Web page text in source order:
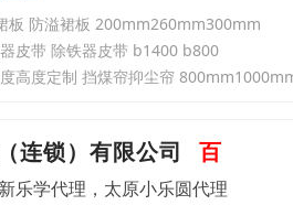
板 防溢裙板 200mm260mm300mm
皮带 除铁器皮带 b1400 b800
高度定制 挡煤帘抑尘帘
连锁）有限公司 百
乐学代理，太原小乐圆代理